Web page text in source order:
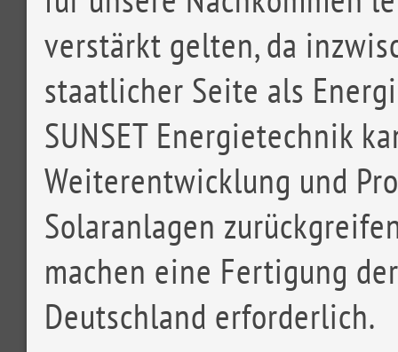
verstärkt gelten, da
staatlicher Seite als
SUNSET Energietechnik
Weiterentwicklung und
Solaranlagen
machen eine Fertigung
Deutschland erforderlich.